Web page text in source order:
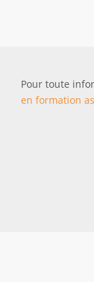
Pour toute
en formation